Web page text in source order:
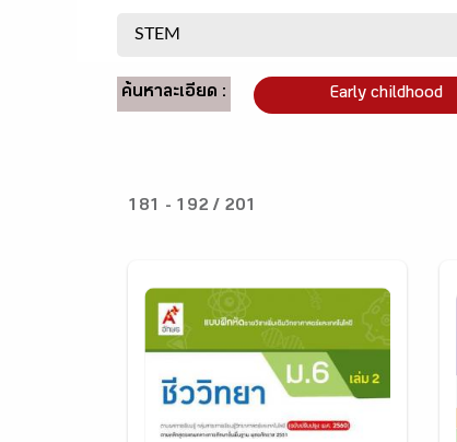
ค้นหาละเอียด : Early childhood
181 - 192 / 201